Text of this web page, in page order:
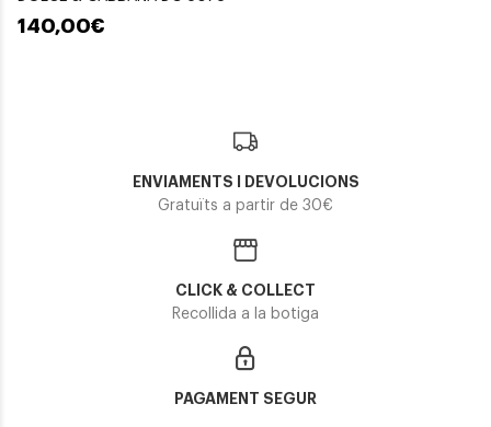
140,00€
ENVIAMENTS I DEVOLUCIONS
Gratuïts a partir de 30€
CLICK & COLLECT
Recollida a la botiga
PAGAMENT SEGUR